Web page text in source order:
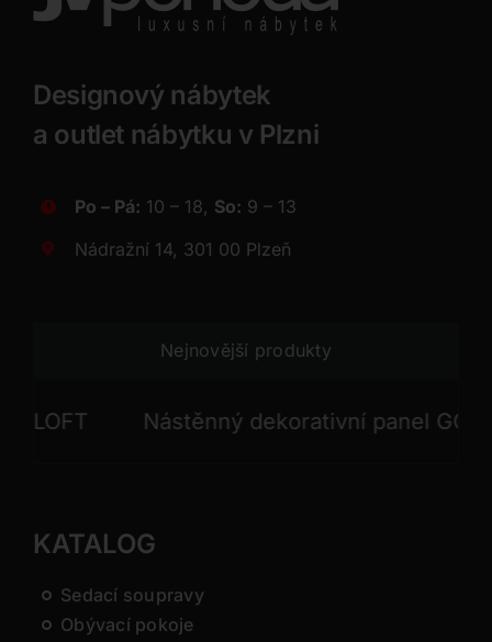
Designový nábytek
a outlet nábytku v Plzni
Po – Pá: 10 – 18, So: 9 – 13
Nádražní 14, 301 00 Plzeň
Nejnovější produkty
Nástěnný dekorativní panel GONG
KATALOG
Sedací soupravy
Obývací pokoje